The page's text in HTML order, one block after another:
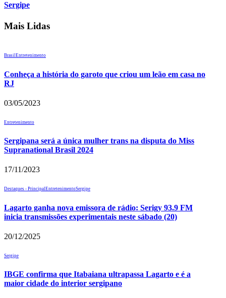
Sergipe
Mais Lidas
BrasilEntretenimento
Conheça a história do garoto que criou um leão em casa no
RJ
03/05/2023
Entretenimento
Sergipana será a única mulher trans na disputa do Miss
Supranational Brasil 2024
17/11/2023
Destaques - PrincipalEntretenimentoSergipe
Lagarto ganha nova emissora de rádio: Serigy 93.9 FM
inicia transmissões experimentais neste sábado (20)
20/12/2025
Sergipe
IBGE confirma que Itabaiana ultrapassa Lagarto e é a
maior cidade do interior sergipano